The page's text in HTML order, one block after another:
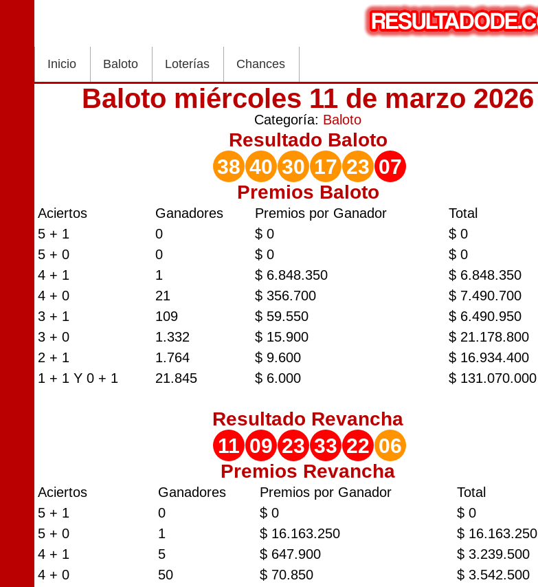
Inicio Baloto Loterías Chances
Baloto miércoles 11 de marzo 2026
Categoría: Baloto
Resultado Baloto
38 40 30 17 23 07
Premios Baloto
Aciertos Ganadores Premios por Ganador
Total
5 + 1
0 $ 0
$ 0
5 + 0
0 $ 0
$ 0
4 + 1
1 $ 6.848.350
$ 6.848.350
4 + 0
21 $ 356.700
$ 7.490.700
3 + 1
109 $ 59.550
$ 6.490.950
3 + 0
1.332 $ 15.900
$ 21.178.800
2 + 1
1.764 $ 9.600
$ 16.934.400
1 + 1 Y 0 + 1
21.845 $ 6.000 $ 131.070.000
Resultado Revancha
11 09 23 33 22 06
Premios Revancha
Aciertos Ganadores Premios por Ganador
Total
5 + 1
0 $ 0
$ 0
5 + 0
1 $ 16.163.250
$ 16.163.250
4 + 1
5 $ 647.900
$ 3.239.500
4 + 0
50 $ 70.850
$ 3.542.500